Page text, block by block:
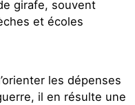
girafe, souvent
et écoles
les dépenses
il en résulte une